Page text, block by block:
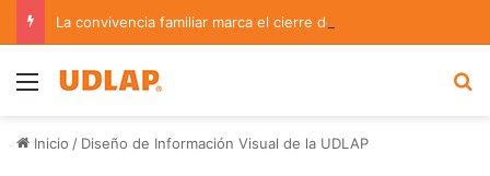
Menu
Inicio / Diseño de Información Visual de la UDLAP